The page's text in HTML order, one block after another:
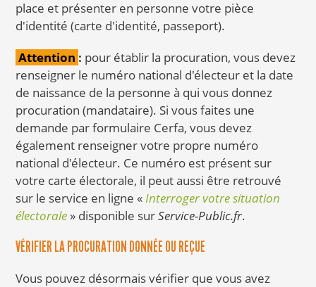
place et présenter en personne votre pièce
d'identité (carte d'identité, passeport).
Attention : pour établir la procuration, vous devez
renseigner le numéro national d'électeur et la date
de naissance de la personne à qui vous donnez
procuration (mandataire). Si vous faites une
demande par formulaire Cerfa, vous devez
également renseigner votre propre numéro
national d'électeur. Ce numéro est présent sur
votre carte électorale, il peut aussi être retrouvé
sur le service en ligne «Interroger votre situation
électorale»disponible surService-Public.fr.
VÉRIFIER LA PROCURATION DONNÉE OU REÇUE
Vous pouvez désormais vérifier que vous avez